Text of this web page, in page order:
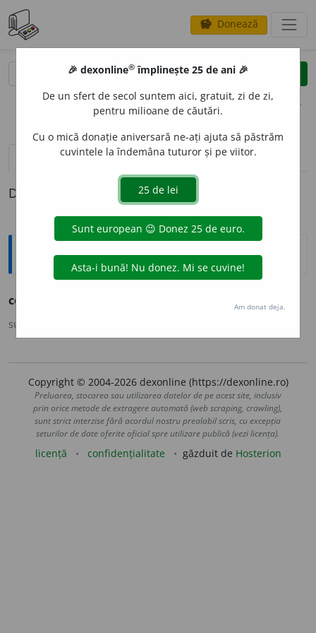
savings Donează
clear
opțiuni
definiții (1) pronunțievolume_up (1)
Definiția cu ID-ul 1132577:
Ortografice DOOM
cobe
sursa:
Copyright © 2004-2026 dexonline (https://dexonline.ro)
Preluarea, stocarea sau utilizarea datelor de pe acest site, inclusiv
prin orice metode de extragere automată (web scraping, crawling),
sunt strict interzise fără acordul nostru prealabil scris, cu excepția
seturilor de date oferite oficial spre utilizare publică (vezi licența).
licență confidențialitate găzduit de Hosterion
🎉 dexonline® împlinește 25 de ani 🎉
De un sfert de secol suntem aici, gratuit, zi de zi,
pentru milioane de căutări.
Cu o mică donație aniversară ne-ați ajuta să păstrăm
cuvintele la îndemâna tuturor și pe viitor.
Am donat deja.